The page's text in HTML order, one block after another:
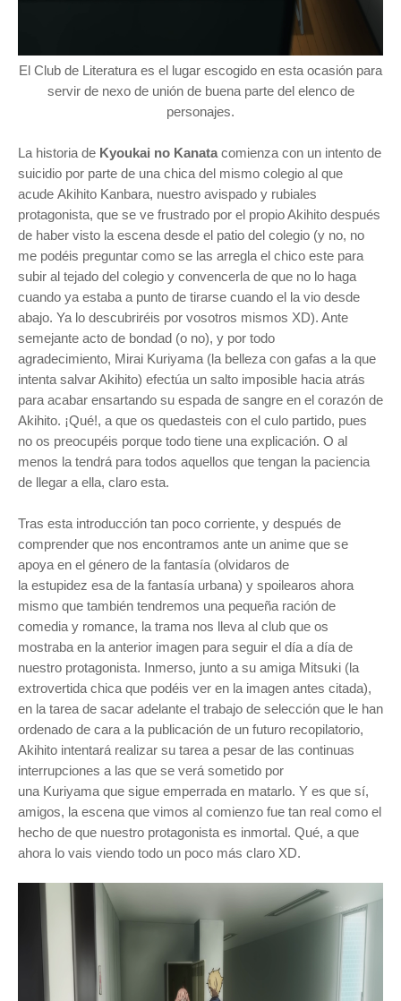
El Club de Literatura es el lugar escogido en esta ocasión para
servir de nexo de unión de buena parte del elenco de
personajes.
L a historia de Kyoukai no Kanata comienza con un intento de
suicidio por parte de una chica del mismo colegio al que
acude Akihito Kanbara, nuestro avispado y rubiales
protagonista, que se ve frustrado por el propio Akihito después
de haber visto la escena desde el patio del colegio (y no, no
me podéis preguntar como se las arregla el chico este para
subir al tejado del colegio y convencerla de que no lo haga
cuando ya estaba a punto de tirarse cuando el la vio desde
abajo. Ya lo descubriréis por vosotros mismos XD). Ante
semejante acto de bondad (o no), y por todo
agradecimiento, Mirai Kuriyama (la belleza con gafas a la que
intenta salvar Akihito) efectúa un salto imposible hacia atrás
para acabar ensartando su espada de sangre en el corazón de
Akihito. ¡Qué!, a que os quedasteis con el culo partido, pues
no os preocupéis porque todo tiene una explicación. O al
menos la tendrá para todos aquellos que tengan la paciencia
de llegar a ella, claro esta.
Tras esta introducción tan poco corriente, y después de
comprender que nos encontramos ante un anime que se
apoya en el género de la fantasía (olvidaros de
la estupidez esa de la fantasía urbana) y spoilearos ahora
mismo que también tendremos una pequeña ración de
comedia y romance, la trama nos lleva al club que os
mostraba en la anterior imagen para seguir el día a día de
nuestro protagonista. Inmerso, junto a su amiga Mitsuki (la
extrovertida chica que podéis ver en la imagen antes citada),
en la tarea de sacar adelante el trabajo de selección que le han
ordenado de cara a la publicación de un futuro recopilatorio,
Akihito intentará realizar su tarea a pesar de las continuas
interrupciones a las que se verá sometido por
una Kuriyama que sigue emperrada en matarlo. Y es que sí,
amigos, la escena que vimos al comienzo fue tan real como el
hecho de que nuestro protagonista es inmortal. Qué, a que
ahora lo vais viendo todo un poco más claro XD.